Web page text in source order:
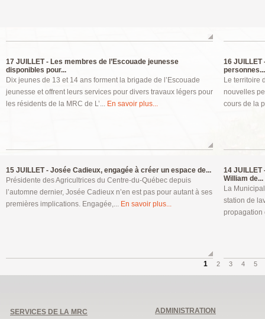
17 JUILLET - Les membres de l’Escouade jeunesse
disponibles pour...
Dix jeunes de 13 et 14 ans forment la brigade de l’Escouade
jeunesse et offrent leurs services pour divers travaux légers pour
les résidents de la MRC de L’... En savoir plus...
16 JUILLET
personnes...
Le territoire
nouvelles
cours de la
15 JUILLET - Josée Cadieux, engagée à créer un espace de...
Présidente des Agricultrices du Centre-du-Québec depuis
l’automne dernier, Josée Cadieux n’en est pas pour autant à ses
premières implications. Engagée,... En savoir plus...
14 JUILLET
William de...
La
station de
propagation
1 2 3 4 5
SERVICES DE LA MRC ADMINISTRATION